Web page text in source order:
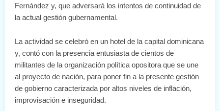
Fernández y, que adversará los intentos de continuidad de
la actual gestión gubernamental.
La actividad se celebró en un hotel de la capital dominicana
y, contó con la presencia entusiasta de cientos de
militantes de la organización política opositora que se une
al proyecto de nación, para poner fin a la presente gestión
de gobierno caracterizada por altos niveles de inflación,
improvisación e inseguridad.